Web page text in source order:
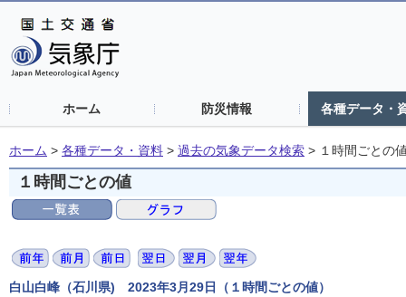
ホーム 防災情報 各種データ・
ホーム > 各種データ・資料 > 過去の気象データ検索 > １時間ごとの
１時間ごとの値
白山白峰（石川県) 2023年3月29日（１時間ごとの値）